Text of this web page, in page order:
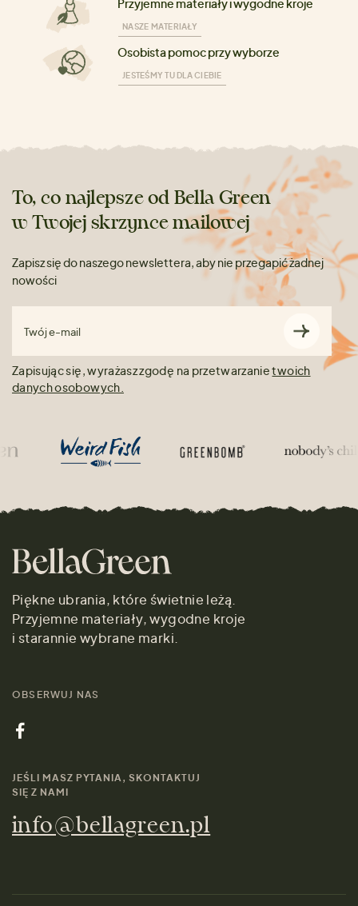
Przyjemne materiały i wygodne kroje
NASZE MATERIAŁY
Osobista pomoc przy wyborze
JESTEŚMY TU DLA CIEBIE
To, co najlepsze od Bella Green
w Twojej skrzynce mailowej
Zapisz się do naszego newslettera, aby nie przegapić żadnej
nowości
Twój e-mail
Zapisując się, wyrażasz zgodę na przetwarzanietwoich
danych osobowych.
Piękne ubrania, które świetnie leżą.
Przyjemne materiały, wygodne kroje
i starannie wybrane marki.
OBSERWUJ NAS
JEŚLI MASZ PYTANIA, SKONTAKTUJ
SIĘ Z NAMI
info@bellagreen.pl